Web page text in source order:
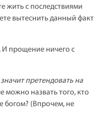
жить с последствиями
вытеснить данный факт
И прощение ничего с
претендовать на
можно назвать того, кто
богом? (Впрочем, не